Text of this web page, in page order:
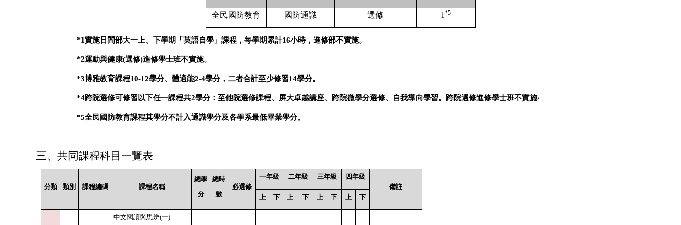
全民國防教育 國防通識 選修 1 *5
*1實施日間部大一上、下學期「英語自學」課程，每學期累計16小時，進修部不實施。
*2運動與健康(選修)進修學士班不實施。
*3博雅教育課程10-12學分、體適能2-4學分，二者合計至少修習14學分。
*4跨院選修可修習以下任一課程共2學分：至他院選修課程、屏大卓越講座、跨院微學分選修、自我導向學習。跨院選修進修學士班不實施‧
*5全民國防教育課程其學分不計入通識學分及各學系最低畢業學分。
三、共同課程科目一覽表
分類 類別 課程編碼 課程名稱
總學
分
總時
數
必選修
一年級 二年級 三年級
四年級
備註
上
下 上 下 上 下 上 下
中文閱讀與思辨(一)